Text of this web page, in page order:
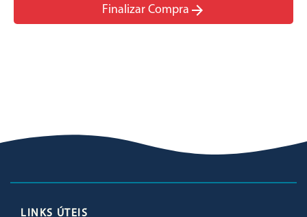
Finalizar Compra arrow_forward
LINKS ÚTEIS